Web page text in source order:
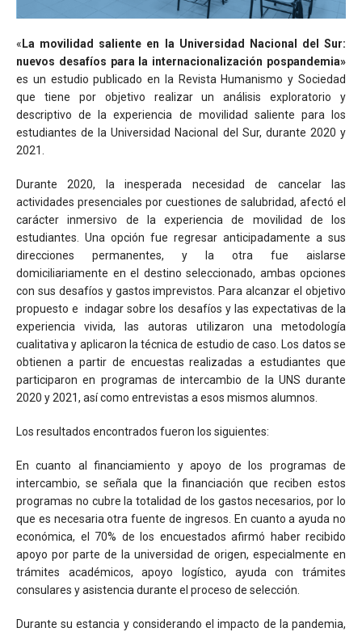
« La movilidad saliente en la Universidad Nacional del Sur:
nuevos desafíos para la internacionalización pospandemia»
es un estudio publicado en la Revista Humanismo y Sociedad
que tiene por objetivo realizar un análisis exploratorio y
descriptivo de la experiencia de movilidad saliente para los
estudiantes de la Universidad Nacional del Sur, durante 2020 y
2021.
Durante 2020, la inesperada necesidad de cancelar las
actividades presenciales por cuestiones de salubridad, afectó el
carácter inmersivo de la experiencia de movilidad de los
estudiantes. Una opción fue regresar anticipadamente a sus
direcciones permanentes, y la otra fue aislarse
domiciliariamente en el destino seleccionado, ambas opciones
con sus desafíos y gastos imprevistos. Para alcanzar el objetivo
propuesto e indagar sobre los desafíos y las expectativas de la
experiencia vivida, las autoras utilizaron una metodología
cualitativa y aplicaron la técnica de estudio de caso. Los datos se
obtienen a partir de encuestas realizadas a estudiantes que
participaron en programas de intercambio de la UNS durante
2020 y 2021, así como entrevistas a esos mismos alumnos.
Los resultados encontrados fueron los siguientes:
En cuanto al financiamiento y apoyo de los programas de
intercambio, se señala que la financiación que reciben estos
programas no cubre la totalidad de los gastos necesarios, por lo
que es necesaria otra fuente de ingresos. En cuanto a ayuda no
económica, el 70% de los encuestados afirmó haber recibido
apoyo por parte de la universidad de origen, especialmente en
trámites académicos, apoyo logístico, ayuda con trámites
consulares y asistencia durante el proceso de selección.
Durante su estancia y considerando el impacto de la pandemia,